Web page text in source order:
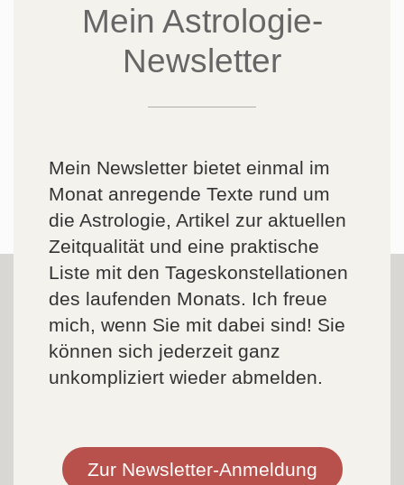
Mein Astrologie-
Newsletter
Mein Newsletter bietet einmal im
Monat anregende Texte rund um
die Astrologie, Artikel zur aktuellen
Zeitqualität und eine praktische
Liste mit den Tageskonstellationen
des laufenden Monats. Ich freue
mich, wenn Sie mit dabei sind! Sie
können sich jederzeit ganz
unkompliziert wieder abmelden.
Zur Newsletter-Anmeldung